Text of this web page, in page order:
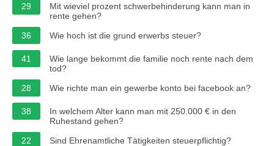
29
Mit wieviel prozent schwerbehinderung kann man in
rente gehen?
36
Wie hoch ist die grund erwerbs steuer?
41
Wie lange bekommt die familie noch rente nach dem
tod?
28
Wie richte man ein gewerbe konto bei facebook an?
38
In welchem Alter kann man mit 250.000 € in den
Ruhestand gehen?
22
Sind Ehrenamtliche Tätigkeiten steuerpflichtig?